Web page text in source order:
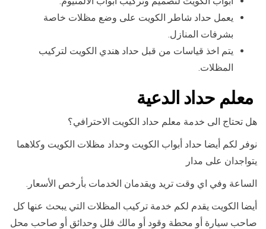
يعمل حداد شاطر الكويت على وضع مظلات خاصة
بشرفات المنازل.
يتم اخذ قياسات من قبل حداد هندي الكويت لتركيب
المظلات.
معلم حداد الدعية
هل تحتاج الى خدمة معلم حداد الكويت الاحترافي؟
نوفر لكم أيضا حداد أبواب الكويت وحداد مظلات الكويت وكلاهما
يتواجدان على مدار
الساعة وفي اي وقت تريد ويقدمان الخدمات بأرخص الأسعار.
أيضا الكويت يقدم لكم خدمة تركيب المظلات التي يبحث عنها كل
صاحب سيارة أو محطة وقود أو مالك فلل وحدائق أو صاحب محل